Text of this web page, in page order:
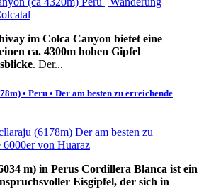
im Colca Canyon bietet eine
ca. 4300m hohen Gipfel
. Der...
• Peru • Der am besten zu erreichende
m) in Perus Cordillera Blanca ist ein
Eisgipfel, der sich in